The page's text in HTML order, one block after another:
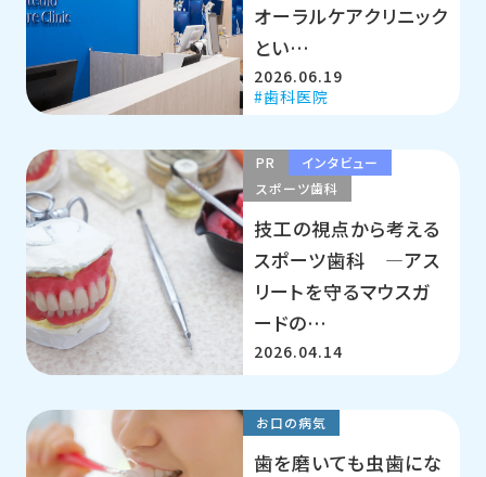
オーラルケアクリニック
とい…
2026.06.19
歯科医院
PR
インタビュー
スポーツ歯科
技工の視点から考える
スポーツ歯科 ―アス
リートを守るマウスガ
ードの…
2026.04.14
お口の病気
歯を磨いても虫歯にな